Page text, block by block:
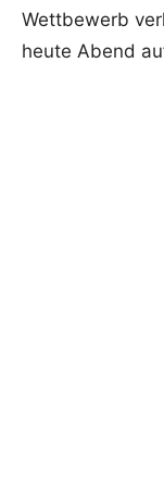
Wettbewerb
heute Abend